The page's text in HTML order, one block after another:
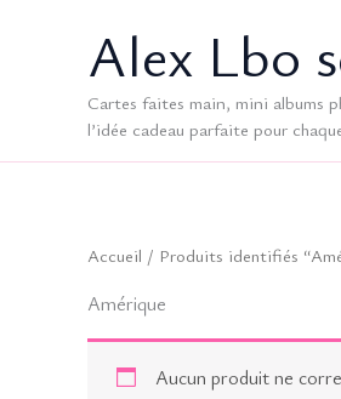
Alex Lbo
Cartes faites main, mini albums
l’idée cadeau parfaite pour
Accueil / Produits identifiés
Amérique
Aucun produit ne